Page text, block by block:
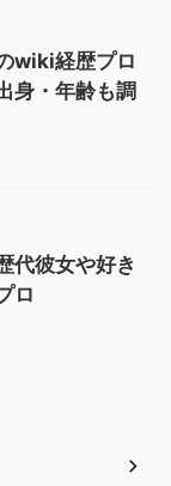
wiki経歴プロ
身・年齢も調
代彼女や好き
ロ